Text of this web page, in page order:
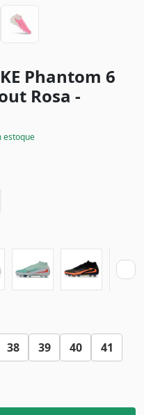
Phantom 6
Rosa -
estoque
38 39 40
41